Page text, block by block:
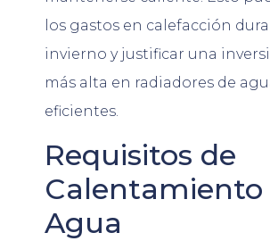
los gastos en calefacción
invierno y justificar una
más alta en radiadores de
eficientes.
Requisitos de
Calentamiento
Agua